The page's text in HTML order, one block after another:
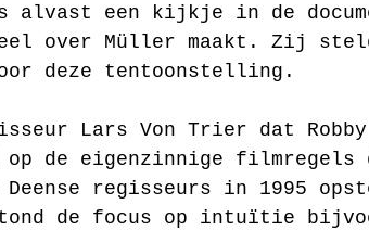
alvast een kijkje in de
over Müller maakt. Zij
deze tentoonstelling.
Lars Von Trier dat
de eigenzinnige filmregels
Deense regisseurs in 1995
de focus op intuïtie